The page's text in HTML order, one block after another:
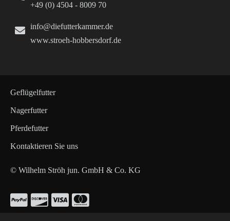
+49 (0) 4504 - 8009 70
info@diefutterkammer.de
www.stroeh-hobbersdorf.de
Geflügelfutter
Nagerfutter
Pferdefutter
Kontaktieren Sie uns
© Wilhelm Ströh jun. GmbH & Co. KG